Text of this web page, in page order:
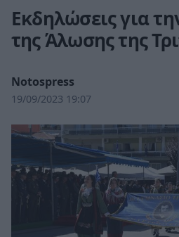
Εκδηλώσεις για
της Άλωσης της
Notospress
19/09/2023 19:07